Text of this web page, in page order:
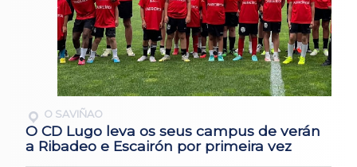
O SAVIÑAO
O CD Lugo leva os seus campus de verán
a Ribadeo e Escairón por primeira vez